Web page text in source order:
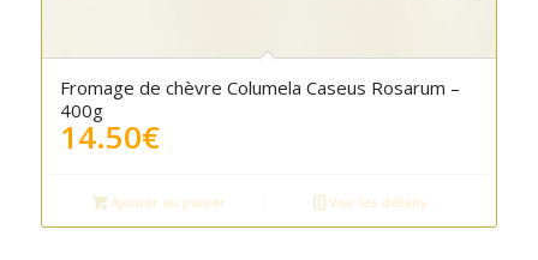
Fromage de chèvre Columela Caseus Rosarum –
400g
14.50€
Ajouter au panier Voir les détails